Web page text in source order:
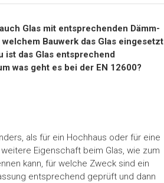
Glas mit entsprechenden Dämm-
Bauwerk das Glas eingesetzt
das Glas entsprechend
was geht es bei der EN 12600?
als für ein Hochhaus oder für eine
Eigenschaft beim Glas, wie zum
kann, für welche Zweck sind ein
entsprechend geprüft und dann